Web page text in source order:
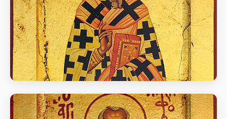
Перенесення мощів свт. Никифора,
патр. Константинопольського (846).